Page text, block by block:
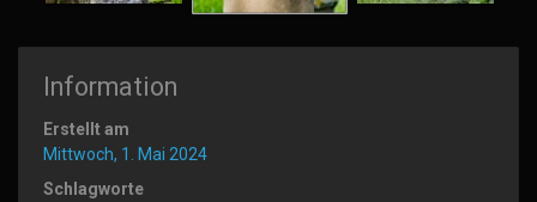
Information
Erstellt am
Mittwoch, 1. Mai 2024
Schlagworte